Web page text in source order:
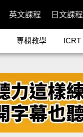
英文課程 日文課程
專欄教學 ICRT